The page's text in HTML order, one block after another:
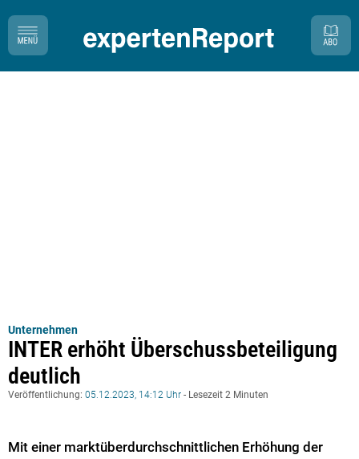
Unternehmen
INTER erhöht Überschussbeteiligung
deutlich
Veröffentlichung: 05.12.2023, 14:12 Uhr - Lesezeit 2 Minuten
Mit einer marktüberdurchschnittlichen Erhöhung der